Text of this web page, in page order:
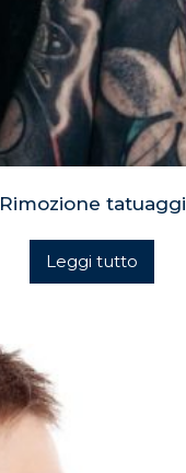
Rimozione tatuaggi
Leggi tutto